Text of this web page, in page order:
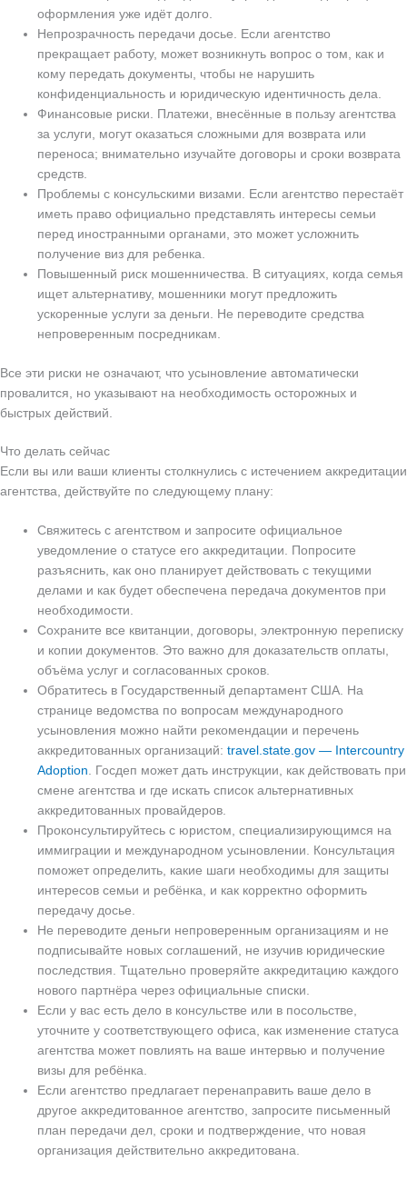
оформления уже идёт долго.
Непрозрачность передачи досье. Если агентство
прекращает работу, может возникнуть вопрос о том, как и
кому передать документы, чтобы не нарушить
конфиденциальность и юридическую идентичность дела.
Финансовые риски. Платежи, внесённые в пользу агентства
за услуги, могут оказаться сложными для возврата или
переноса; внимательно изучайте договоры и сроки возврата
средств.
Проблемы с консульскими визами. Если агентство перестаёт
иметь право официально представлять интересы семьи
перед иностранными органами, это может усложнить
получение виз для ребенка.
Повышенный риск мошенничества. В ситуациях, когда семья
ищет альтернативу, мошенники могут предложить
ускоренные услуги за деньги. Не переводите средства
непроверенным посредникам.
Все эти риски не означают, что усыновление автоматически
провалится, но указывают на необходимость осторожных и
быстрых действий.
Что делать сейчас
Если вы или ваши клиенты столкнулись с истечением аккредитации
агентства, действуйте по следующему плану:
Свяжитесь с агентством и запросите официальное
уведомление о статусе его аккредитации. Попросите
разъяснить, как оно планирует действовать с текущими
делами и как будет обеспечена передача документов при
необходимости.
Сохраните все квитанции, договоры, электронную переписку
и копии документов. Это важно для доказательств оплаты,
объёма услуг и согласованных сроков.
Обратитесь в Государственный департамент США. На
странице ведомства по вопросам международного
усыновления можно найти рекомендации и перечень
аккредитованных организаций:travel.state.gov — Intercountry
Adoption . Госдеп может дать инструкции, как действовать при
смене агентства и где искать список альтернативных
аккредитованных провайдеров.
Проконсультируйтесь с юристом, специализирующимся на
иммиграции и международном усыновлении. Консультация
поможет определить, какие шаги необходимы для защиты
интересов семьи и ребёнка, и как корректно оформить
передачу досье.
Не переводите деньги непроверенным организациям и не
подписывайте новых соглашений, не изучив юридические
последствия. Тщательно проверяйте аккредитацию каждого
нового партнёра через официальные списки.
Если у вас есть дело в консульстве или в посольстве,
уточните у соответствующего офиса, как изменение статуса
агентства может повлиять на ваше интервью и получение
визы для ребёнка.
Если агентство предлагает перенаправить ваше дело в
другое аккредитованное агентство, запросите письменный
план передачи дел, сроки и подтверждение, что новая
организация действительно аккредитована.